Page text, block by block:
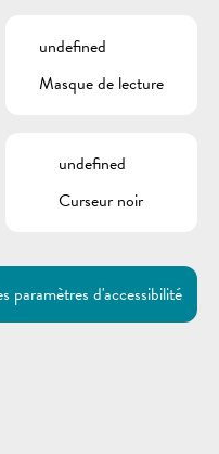
undefined
Masque de lecture
undefined
Curseur noir
paramètres d'accessibilité